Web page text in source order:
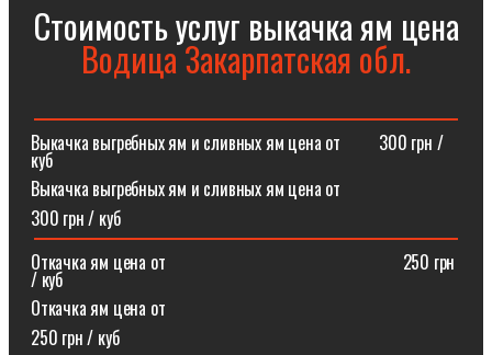
Стоимость услуг выкачка ям цена
Водица Закарпатская обл.
Выкачка выгребных ям и сливных ям цена от⠀⠀⠀300 грн /
куб
Выкачка выгребных ям и сливных ям цена от
300 грн / куб
Откачка ям цена от ⠀⠀⠀⠀⠀⠀⠀⠀⠀⠀⠀⠀⠀⠀⠀⠀⠀⠀250 грн
/ куб
Откачка ям цена от
250 грн / куб